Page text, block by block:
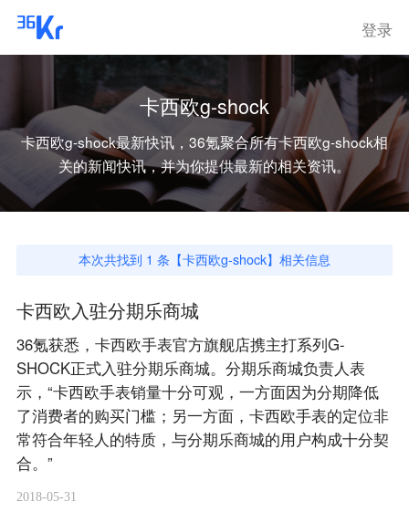
登录
卡西欧g-shock
卡西欧g-shock最新快讯，36氪聚合所有卡西欧g-shock相
关的新闻快讯，并为你提供最新的相关资讯。
本次共找到 1 条【卡西欧g-shock】相关信息
卡西欧入驻分期乐商城
36氪获悉，卡西欧手表官方旗舰店携主打系列G-
SHOCK正式入驻分期乐商城。分期乐商城负责人表
示，“卡西欧手表销量十分可观，一方面因为分期降低
了消费者的购买门槛；另一方面，卡西欧手表的定位非
常符合年轻人的特质，与分期乐商城的用户构成十分契
合。”
2018-05-31